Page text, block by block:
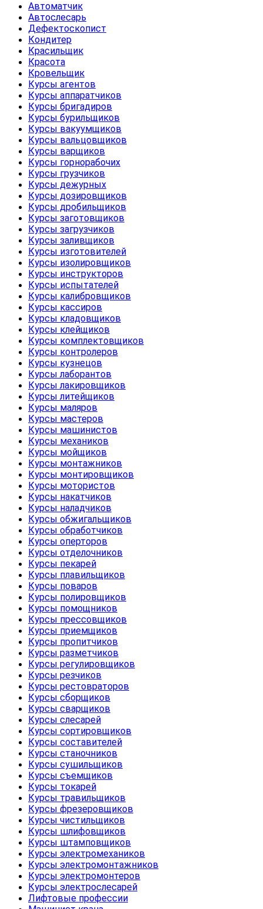
Автоматчик
Автослесарь
Дефектоскопист
Кондитер
Красильщик
Красота
Кровельщик
Курсы агентов
Курсы аппаратчиков
Курсы бригадиров
Курсы бурильщиков
Курсы вакуумщиков
Курсы вальцовщиков
Курсы варщиков
Курсы горнорабочих
Курсы грузчиков
Курсы дежурных
Курсы дозировщиков
Курсы дробильщиков
Курсы заготовщиков
Курсы загрузчиков
Курсы заливщиков
Курсы изготовителей
Курсы изолировщиков
Курсы инструкторов
Курсы испытателей
Курсы калибровщиков
Курсы кассиров
Курсы кладовщиков
Курсы клейщиков
Курсы комплектовщиков
Курсы контролеров
Курсы кузнецов
Курсы лаборантов
Курсы лакировщиков
Курсы литейщиков
Курсы маляров
Курсы мастеров
Курсы машинистов
Курсы механиков
Курсы мойщиков
Курсы монтажников
Курсы монтировщиков
Курсы мотористов
Курсы накатчиков
Курсы наладчиков
Курсы обжигальщиков
Курсы обработчиков
Курсы оперторов
Курсы отделочников
Курсы пекарей
Курсы плавильщиков
Курсы поваров
Курсы полировщиков
Курсы помощников
Курсы прессовщиков
Курсы приемщиков
Курсы пропитчиков
Курсы разметчиков
Курсы регулировщиков
Курсы резчиков
Курсы рестовраторов
Курсы сборщиков
Курсы сварщиков
Курсы слесарей
Курсы сортировщиков
Курсы составителей
Курсы станочников
Курсы сушильщиков
Курсы съемщиков
Курсы токарей
Курсы травильщиков
Курсы фрезеровщиков
Курсы чистильщиков
Курсы шлифовщиков
Курсы штамповщиков
Курсы электромехаников
Курсы электромонтажников
Курсы электромонтеров
Курсы электрослесарей
Лифтовые профессии